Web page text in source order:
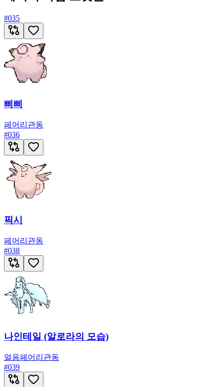
#035
삐삐
페어리 관동
#036
픽시
페어리 관동
#038
나인테일 (알로라의 모습)
얼음페어리 관동
#039